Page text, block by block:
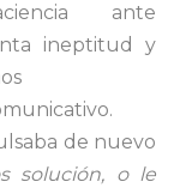
ante
ineptitud y
de nuevo
solución, o le